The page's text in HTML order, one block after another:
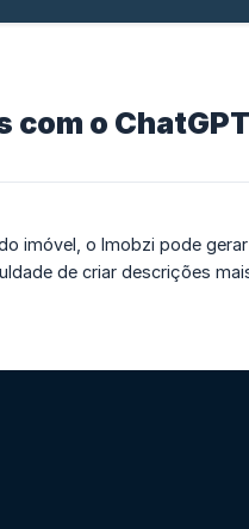
o
imóvel, o Imobzi pode
de criar descrições